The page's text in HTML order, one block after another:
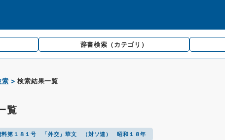
辞書検索 （カテゴリ）
索 検索結果一覧
覧
料第１８１号 「外交」華文 （対ソ連） 昭和１８年